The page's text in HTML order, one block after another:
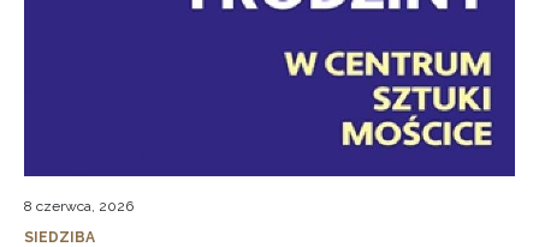
8 czerwca, 2026
SIEDZIBA